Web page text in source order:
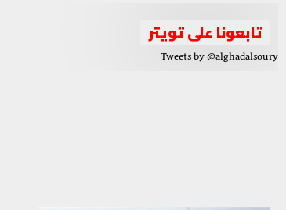
تابعونا على تويتر
Tweets by @alghadalsoury